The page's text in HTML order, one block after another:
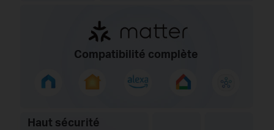
Compatibilité complète
Haut sécurité